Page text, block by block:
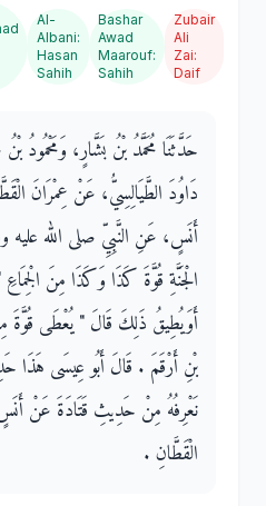
Al-
Albani:
Hasan
Sahih
Bashar
Awad
Maarouf:
Sahih
Zubair
Ali
Zai:
Daif
حَدَّثَنَا مُحَمَّدُ بْنُ بَشَّارٍ، وَمَحْمُودُ
دَاوُدَ الطَّيَالِسِيُّ، عَنْ عِمْرَانَ
أَنَسٍ، عَنِ النَّبِيِّ صلى الله
الْجَنَّةِ قُوَّةَ كَذَا وَكَذَا مِنَ
أَوَيُطِيقُ ذَلِكَ قَالَ ‏"‏ يُعْطَى قُوَّةَ
بْنِ أَرْقَمَ ‏.‏ قَالَ أَبُو عِيسَى
نَعْرِفُهُ مِنْ حَدِيثِ قَتَادَةَ عَنْ
الْقَطَّانِ ‏.‏